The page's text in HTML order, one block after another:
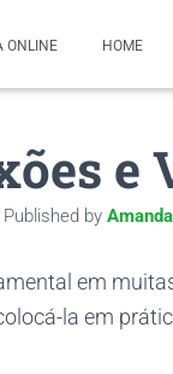
e
Published by
em
la em